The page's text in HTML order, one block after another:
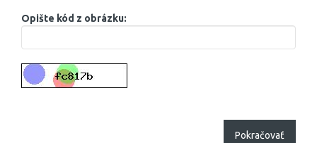
Opište kód z obrázku:
Pokračovať